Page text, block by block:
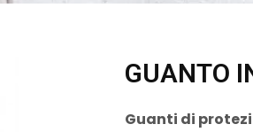
GUANTO
Guanti di